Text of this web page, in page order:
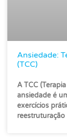
Ansiedade:
(TCC)
A TCC
ansiedade é
exercícios
reestruturação